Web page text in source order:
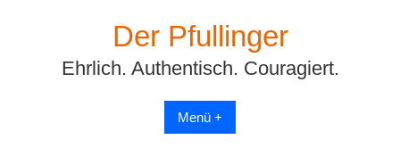
Der Pfullinger
Ehrlich. Authentisch. Couragiert.
Menü +